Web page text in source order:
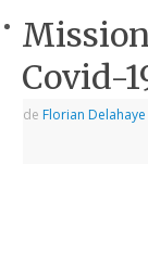
Covid-
de Florian Delahaye